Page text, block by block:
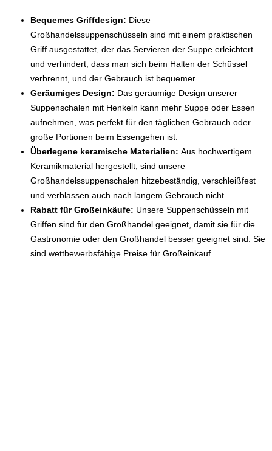
Bequemes Griffdesign: Diese
Großhandelssuppenschüsseln sind mit einem praktischen
Griff ausgestattet, der das Servieren der Suppe erleichtert
und verhindert, dass man sich beim Halten der Schüssel
verbrennt, und der Gebrauch ist bequemer.
Geräumiges Design: Das geräumige Design unserer
Suppenschalen mit Henkeln kann mehr Suppe oder Essen
aufnehmen, was perfekt für den täglichen Gebrauch oder
große Portionen beim Essengehen ist.
Überlegene keramische Materialien: Aus hochwertigem
Keramikmaterial hergestellt, sind unsere
Großhandelssuppenschalen hitzebeständig, verschleißfest
und verblassen auch nach langem Gebrauch nicht.
Rabatt für Großeinkäufe: Unsere Suppenschüsseln mit
Griffen sind für den Großhandel geeignet, damit sie für die
Gastronomie oder den Großhandel besser geeignet sind. Sie
sind wettbewerbsfähige Preise für Großeinkauf.